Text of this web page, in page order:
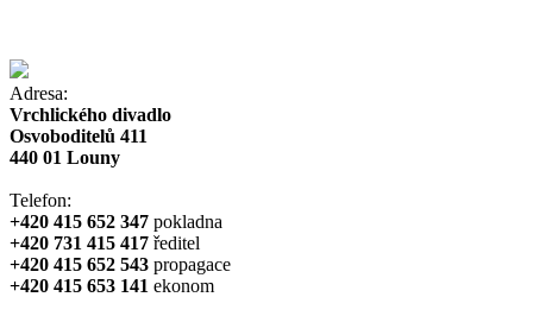
Adresa:
Vrchlického divadlo
Osvoboditelů 411
440 01 Louny
Telefon:
+420 415 652 347 pokladna
+420 731 415 417 ředitel
+420 415 652 543 propagace
+420 415 653 141 ekonom